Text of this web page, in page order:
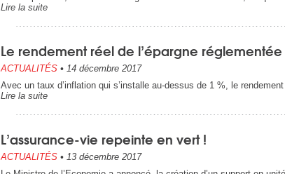
Lire la suite
Le rendement réel de l’épargne
ACTUALITÉS • 14 décembre 2017
Avec un taux d’inflation qui s’installe au-dessus de 1 %, le
Lire la suite
L’assurance-vie repeinte en vert !
ACTUALITÉS • 13 décembre 2017